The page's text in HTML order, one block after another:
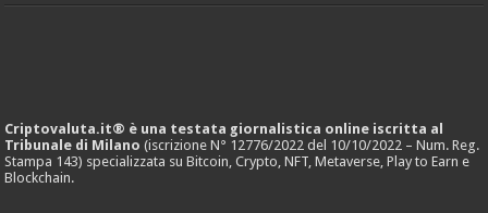
Criptovaluta.it® è una testata giornalistica online iscritta al
Tribunale di Milano (iscrizione N° 12776/2022 del 10/10/2022 – Num. Reg.
Stampa 143) specializzata su Bitcoin, Crypto, NFT, Metaverse, Play to Earn e
Blockchain.